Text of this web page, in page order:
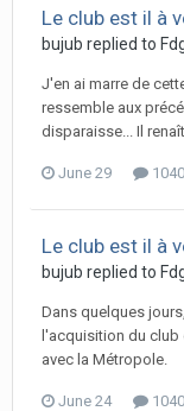
Le club est il à
bujub replied to
J'en ai marre de
ressemble aux
disparaisse... Il
June 29
Le club est il à
bujub replied to
Dans quelques
l'acquisition du
avec la Métropole.
June 24